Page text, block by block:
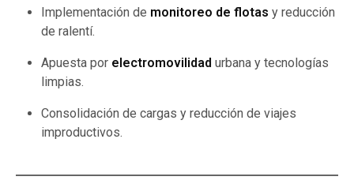
Implementación de monitoreo de flotas y reducción
de ralentí.
Apuesta por electromovilidad urbana y tecnologías
limpias.
Consolidación de cargas y reducción de viajes
improductivos.